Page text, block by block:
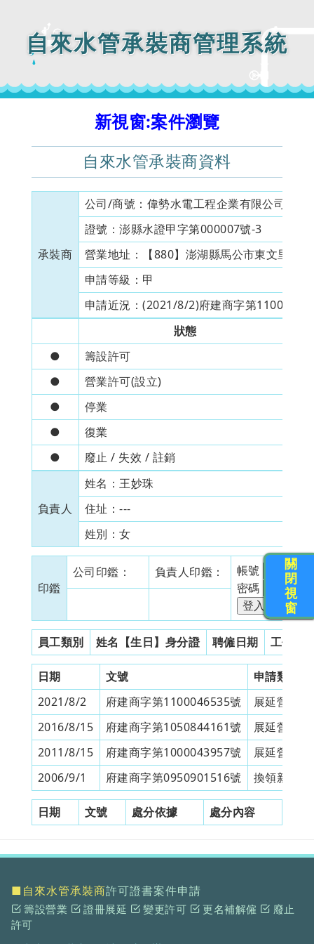
自來水管承裝商管理系統
新視窗:案件瀏覽
自來水管承裝商資料
承裝商
公司/商號： 偉勢水電工程企業有限公司
證號：澎縣水證甲字第000007號-3
營業地址：
【880】澎湖縣馬公市東文里東
申請等級： 甲
申請近況：(2021/8/2)府建商字第
狀態
●
籌設許可
●
營業許可(設立)
●
停業
●
復業
●
廢止 / 失效 / 註銷
負責人
姓名：王妙珠
住址：---
姓別：女
印鑑
公司印鑑： 負責人印鑑：
帳號
密碼
員工類別 姓名【生日】身分證 聘僱日期 工作證
日期 文號
申請類別
2021/8/2
府建商字第1100046535號
展延營業
2016/8/15
府建商字第1050844161號
展延營業
2011/8/15
府建商字第1000043957號
展延營業
2006/9/1
府建商字第0950901516號 換領新證
日期 文號 處分依據 處分內容
關
閉
視
窗
■自來水管承裝商許可證書案件申請
籌設營業 證冊展延 變更許可 更名補解僱
廢止
許可